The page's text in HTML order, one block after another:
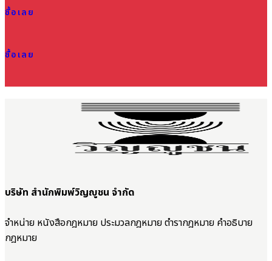
ซื้อเลย
ซื้อเลย
บริษัท สำนักพิมพ์วิญญูชน จำกัด
จำหน่าย หนังสือกฎหมาย ประมวลกฎหมาย ตำรากฎหมาย คำอธิบาย
กฎหมาย